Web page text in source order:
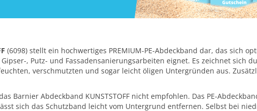
(6098) stellt ein hochwertiges PREMIUM-PE-Abdeckband dar, das sich
, Putz- und Fassadensanierungsarbeiten eignet. Es zeichnet sich
verschmutzten und sogar leicht öligen Untergründen aus.
Barnier Abdeckband KUNSTSTOFF nicht empfohlen. Das PE-
sich das Schutzband leicht vom Untergrund entfernen. Selbst bei